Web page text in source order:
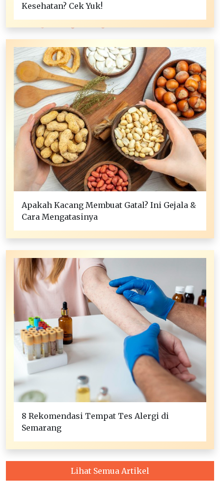
Kesehatan? Cek Yuk!
Apakah Kacang Membuat Gatal? Ini Gejala &
Cara Mengatasinya
8 Rekomendasi Tempat Tes Alergi di
Semarang
Lihat Semua Artikel